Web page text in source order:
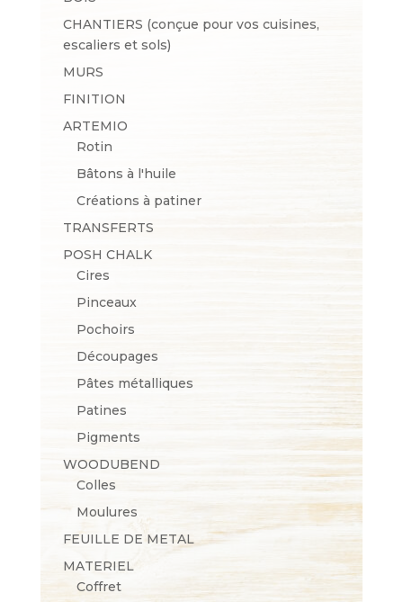
CHANTIERS (conçue pour vos cuisines,
escaliers et sols)
MURS
FINITION
ARTEMIO
Rotin
Bâtons à l'huile
Créations à patiner
TRANSFERTS
POSH CHALK
Cires
Pinceaux
Pochoirs
Découpages
Pâtes métalliques
Patines
Pigments
WOODUBEND
Colles
Moulures
FEUILLE DE METAL
MATERIEL
Coffret